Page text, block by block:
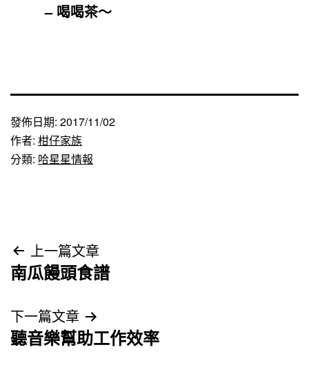
– 喝喝茶～
發佈日期: 2017/11/02
作者: 柑仔家族
分類: 哈星星情報
文
章
導
覽
上一篇文章
南瓜饅頭食譜
下一篇文章
聽音樂幫助工作效率